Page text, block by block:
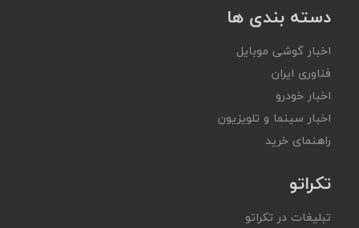
دسته بندی ها
اخبار گوشی موبایل
فناوری ایران
اخبار خودرو
اخبار سینما و تلویزیون
راهنمای خرید
تکراتو
تبلیغات در تکراتو